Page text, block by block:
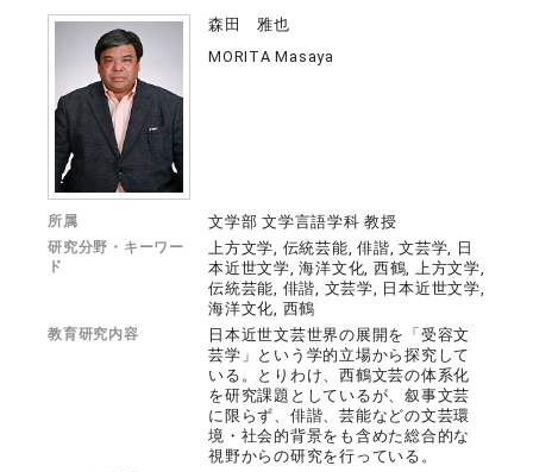
森田 雅也
MORITA Masaya
所属 文学部 文学言語学科 教授
研究分野・キーワー
ド
上方文学, 伝統芸能, 俳諧, 文芸学, 日
本近世文学, 海洋文化, 西鶴, 上方文学,
伝統芸能, 俳諧, 文芸学, 日本近世文学,
海洋文化, 西鶴
教育研究内容
日本近世文芸世界の展開を「受容文
芸学」という学的立場から探究して
いる。とりわけ、西鶴文芸の体系化
を研究課題としているが、叙事文芸
に限らず、俳諧、芸能などの文芸環
境・社会的背景をも含めた総合的な
視野からの研究を行っている。